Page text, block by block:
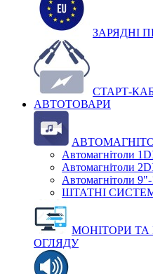
ЗАРЯДНІ
СТАРТ-
АВТОТОВАРИ
Автомагнітоли
Автомагнітоли
Автомагнітоли
ШТАТНІ
МОНІТОРИ
ОГЛЯДУ